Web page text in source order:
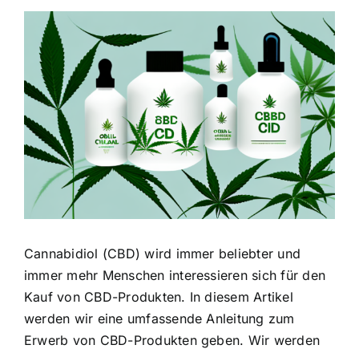
Zeige
grösseres
Bild
Cannabidiol (CBD) wird immer beliebter und
immer mehr Menschen interessieren sich für den
Kauf von CBD-Produkten. In diesem Artikel
werden wir eine umfassende Anleitung zum
Erwerb von CBD-Produkten geben. Wir werden